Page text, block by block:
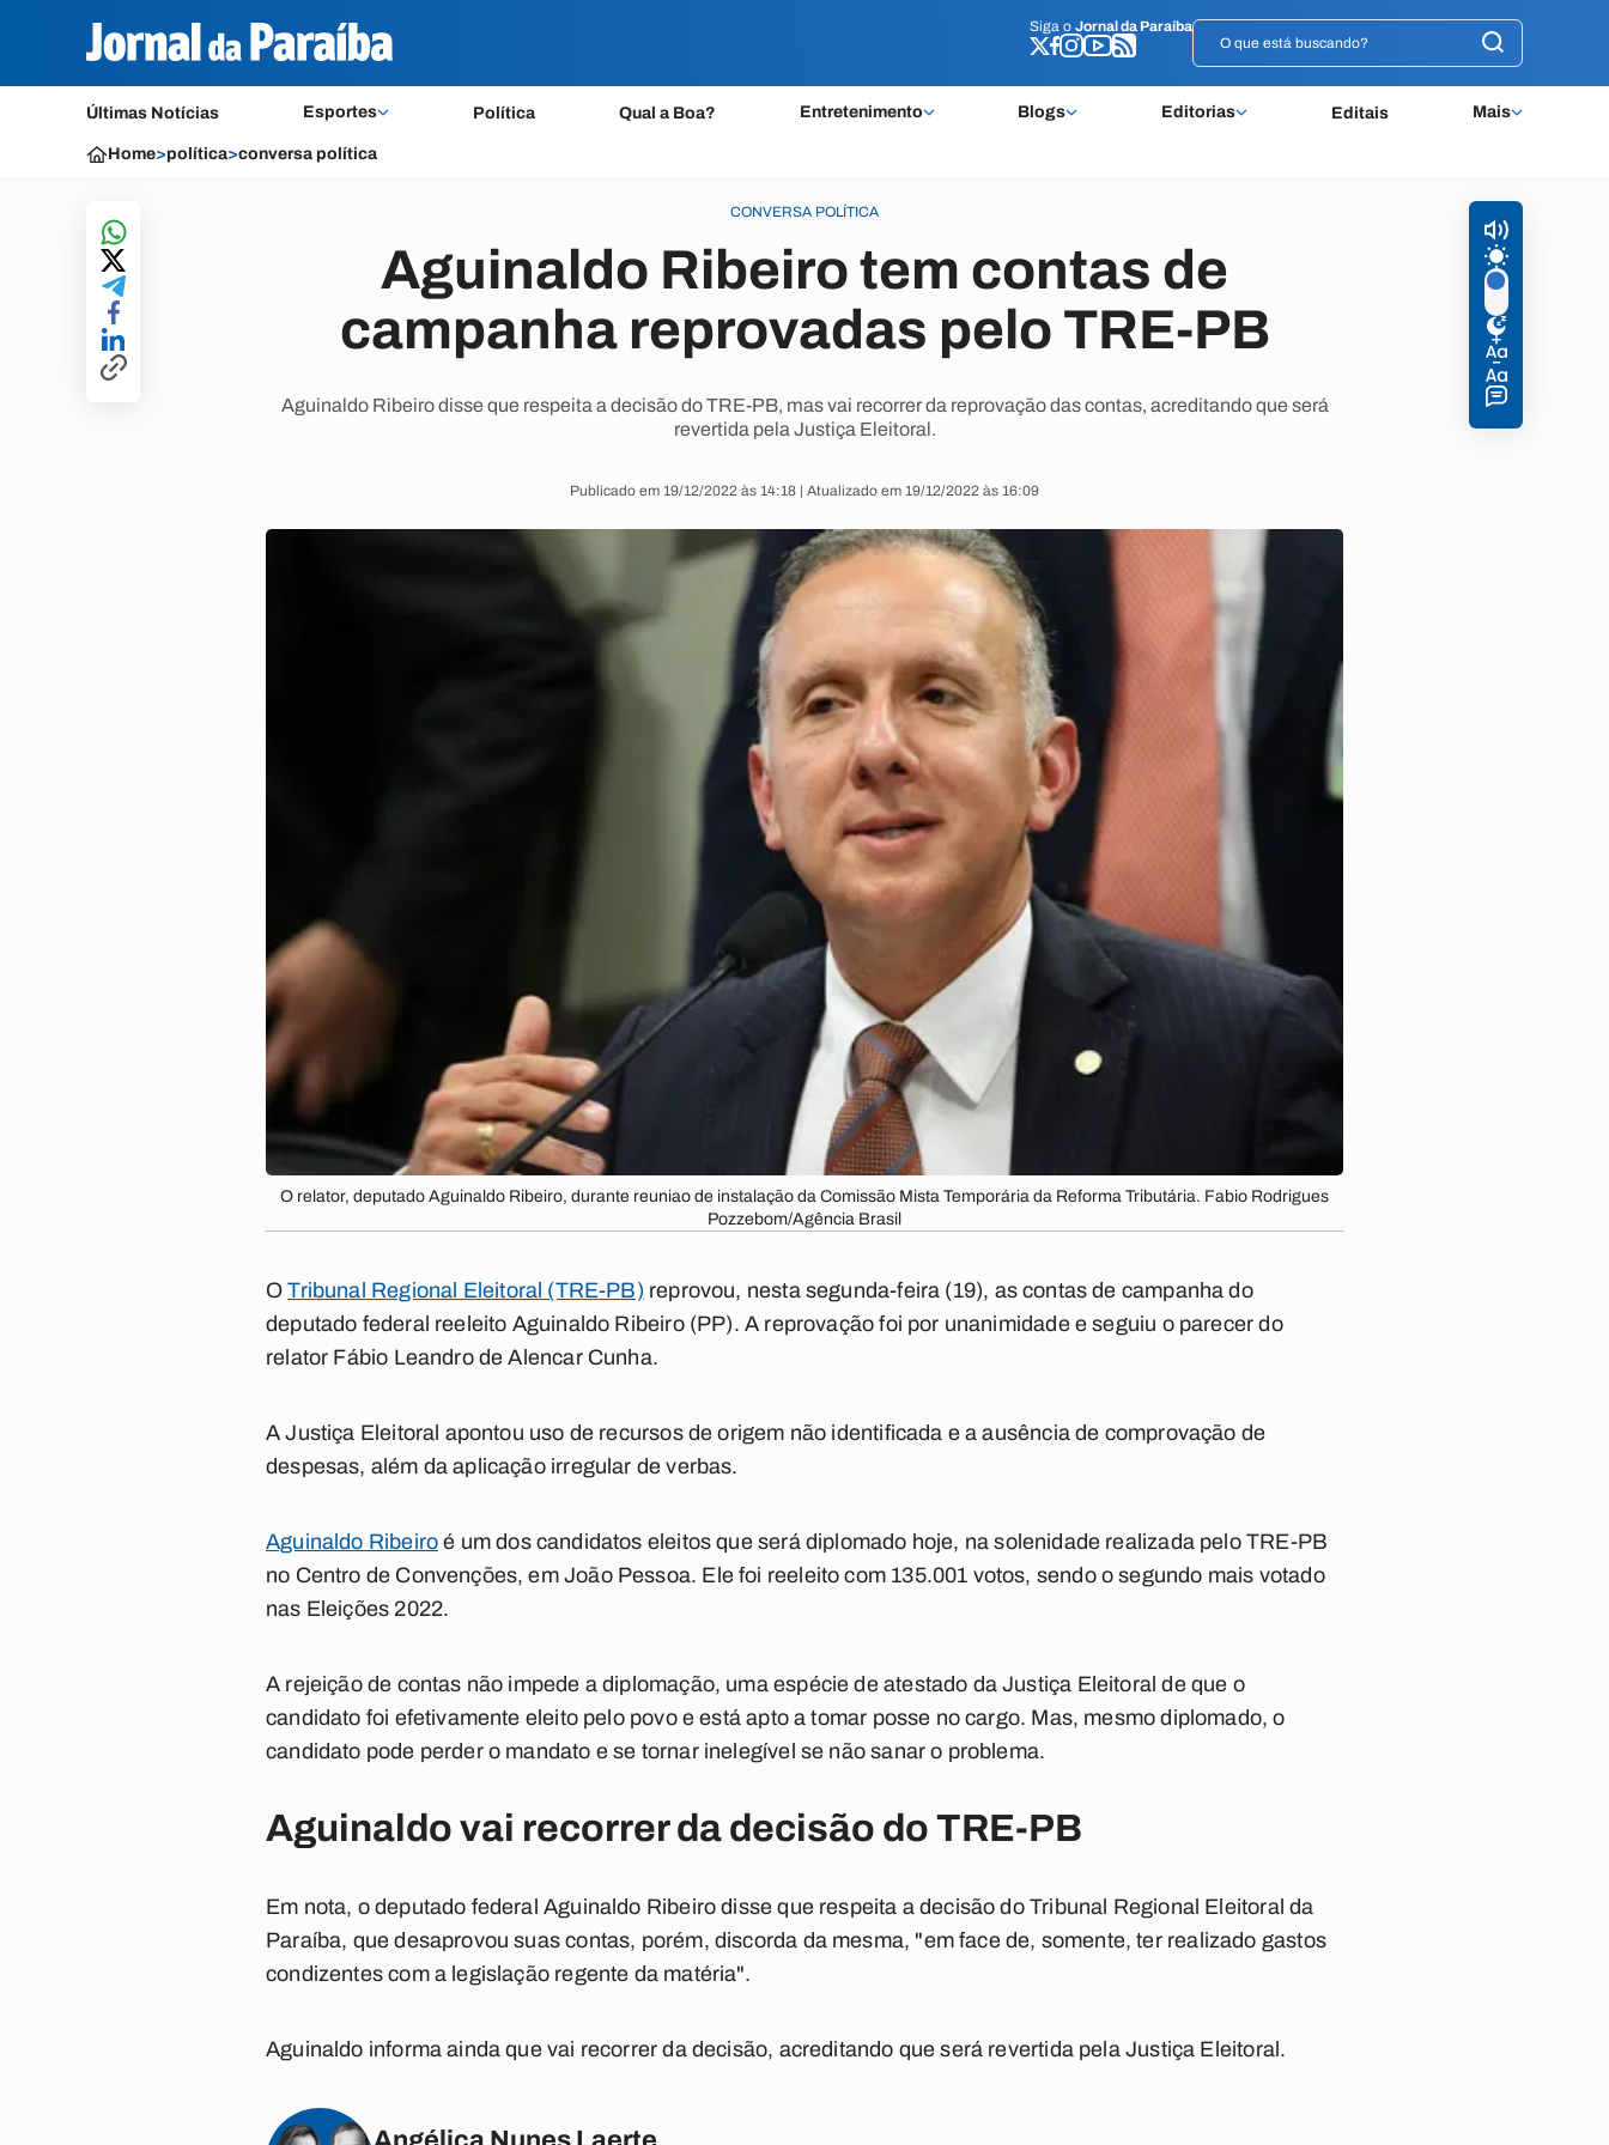
Siga o Jornal da Paraíba
Últimas Notícias Esportes Política Qual a Boa? Entretenimento Blogs Editorias Editais Mais
Siga o Jornal da Paraíba
Home>política>conversa política
CONVERSA POLÍTICA
Aguinaldo Ribeiro tem contas de
campanha reprovadas pelo TRE-PB
Aguinaldo Ribeiro disse que respeita a decisão do TRE-PB, mas vai recorrer da reprovação das contas, acreditando que será
revertida pela Justiça Eleitoral.
Publicado em 19/12/2022 às 14:18 | Atualizado em 19/12/2022 às 16:09
O relator, deputado Aguinaldo Ribeiro, durante reuniao de instalação da Comissão Mista Temporária da Reforma Tributária. Fabio Rodrigues
Pozzebom/Agência Brasil
OTribunal Regional Eleitoral (TRE-PB) reprovou, nesta segunda-feira (19), as contas de campanha do
deputado federal reeleito Aguinaldo Ribeiro (PP). A reprovação foi por unanimidade e seguiu o parecer do
relator Fábio Leandro de Alencar Cunha.
A Justiça Eleitoral apontou uso de recursos de origem não identificada e a ausência de comprovação de
despesas, além da aplicação irregular de verbas.
Aguinaldo Ribeiro é um dos candidatos eleitos que será diplomado hoje, na solenidade realizada pelo TRE-PB
no Centro de Convenções, em João Pessoa. Ele foi reeleito com 135.001 votos, sendo o segundo mais votado
nas Eleições 2022.
A rejeição de contas não impede a diplomação, uma espécie de atestado da Justiça Eleitoral de que o
candidato foi efetivamente eleito pelo povo e está apto a tomar posse no cargo. Mas, mesmo diplomado, o
candidato pode perder o mandato e se tornar inelegível se não sanar o problema.
Aguinaldo vai recorrer da decisão do TRE-PB
Em nota, o deputado federal Aguinaldo Ribeiro disse que respeita a decisão do Tribunal Regional Eleitoral da
Paraíba, que desaprovou suas contas, porém, discorda da mesma, "em face de, somente, ter realizado gastos
condizentes com a legislação regente da matéria".
Aguinaldo informa ainda que vai recorrer da decisão, acreditando que será revertida pela Justiça Eleitoral.